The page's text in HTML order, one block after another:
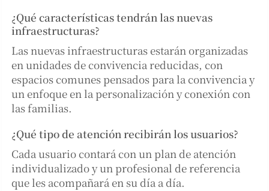
¿Qué características tendrán las nuevas
infraestructuras?
Las nuevas infraestructuras estarán organizadas
en unidades de convivencia reducidas, con
espacios comunes pensados para la convivencia y
un enfoque en la personalización y conexión con
las familias.
¿Qué tipo de atención recibirán los usuarios?
Cada usuario contará con un plan de atención
individualizado y un profesional de referencia
que les acompañará en su día a día.